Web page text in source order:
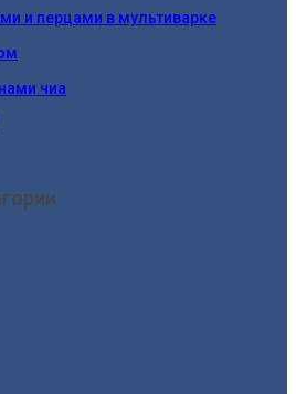
и перцами в мультиварке
чиа